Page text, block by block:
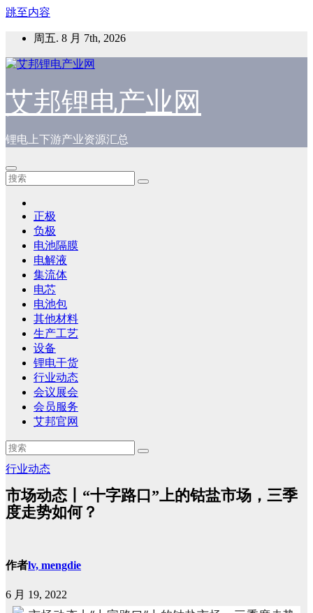
跳至内容
周五. 8 月 7th, 2026
艾邦锂电产业网
锂电上下游产业资源汇总
正极
负极
电池隔膜
电解液
集流体
电芯
电池包
其他材料
生产工艺
设备
锂电干货
行业动态
会议展会
会员服务
艾邦官网
行业动态
市场动态丨“十字路口”上的钴盐市场，三季
度走势如何？
作者lv, mengdie
6 月 19, 2022